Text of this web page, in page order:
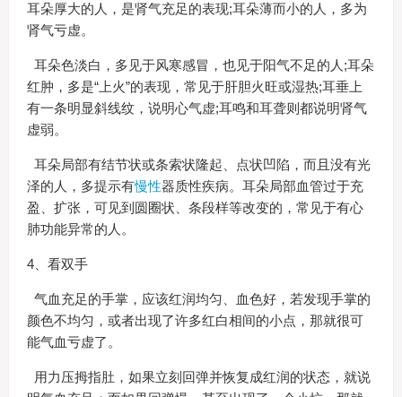
耳朵厚大的人，是肾气充足的表现;耳朵薄而小的人，多为
肾气亏虚。
耳朵色淡白，多见于风寒感冒，也见于阳气不足的人;耳朵
红肿，多是“上火”的表现，常见于肝胆火旺或湿热;耳垂上
有一条明显斜线纹，说明心气虚;耳鸣和耳聋则都说明肾气
虚弱。
耳朵局部有结节状或条索状隆起、点状凹陷，而且没有光
泽的人，多提示有慢性器质性疾病。耳朵局部血管过于充
盈、扩张，可见到圆圈状、条段样等改变的，常见于有心
肺功能异常的人。
4、看双手
气血充足的手掌，应该红润均匀、血色好，若发现手掌的
颜色不均匀，或者出现了许多红白相间的小点，那就很可
能气血亏虚了。
用力压拇指肚，如果立刻回弹并恢复成红润的状态，就说